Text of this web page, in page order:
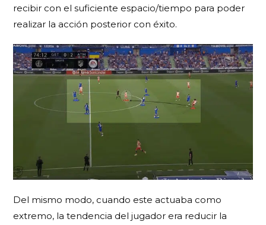
recibir con el suficiente espacio/tiempo para poder
realizar la acción posterior con éxito.
Del mismo modo, cuando este actuaba como
extremo, la tendencia del jugador era reducir la